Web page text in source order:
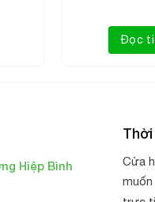
Đọc
Hiệp Bình
Cửa